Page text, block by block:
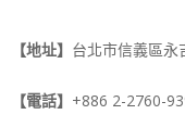
【地址】 台北市信義區
【電話】 +886 2-2760-